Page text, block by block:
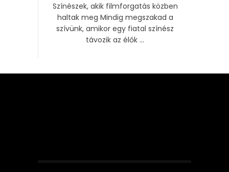
Színészek, akik filmforgatás közben
haltak meg Mindig megszakad a
szívünk, amikor egy fiatal színész
távozik az élők ...